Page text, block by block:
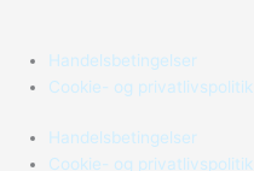
Handelsbetingelser
Cookie- og privatlivspolitik
Handelsbetingelser
Cookie- og privatlivspolitik